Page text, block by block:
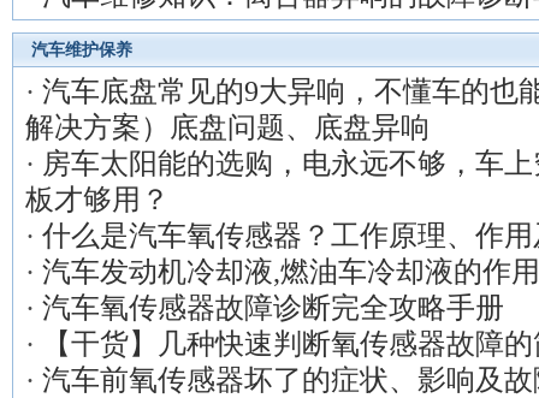
汽车维护保养
· 汽车底盘常见的9大异响，不懂车的也
解决方案）底盘问题、底盘异响
· 房车太阳能的选购，电永远不够，车
板才够用？
· 什么是汽车氧传感器？工作原理、作
· 汽车发动机冷却液,燃油车冷却液的作用
· 汽车氧传感器故障诊断完全攻略手册
·
【干货】几种快速判断氧传感器故障
· 汽车前氧传感器坏了的症状、影响及